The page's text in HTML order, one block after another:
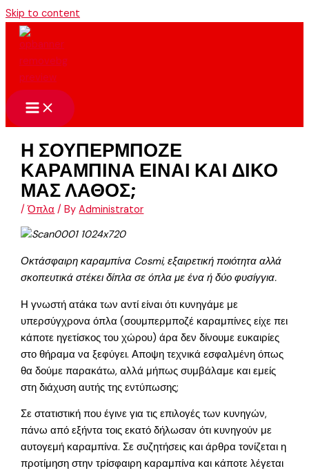
Skip to content
Η ΣΟΥΠΕΡΜΠΟΖΕ
ΚΑΡΑΜΠΙΝΑ ΕΙΝΑΙ ΚΑΙ ΔΙΚΟ
ΜΑΣ ΛΑΘΟΣ;
/Όπλα / ByAdministrator
Οκτάσφαιρη καραμπίνα Cosmi, εξαιρετική ποιότητα αλλά
σκοπευτικά στέκει δίπλα σε όπλα με ένα ή δύο φυσίγγια.
Η γνωστή ατάκα των αντί είναι ότι κυνηγάμε με
υπερσύγχρονα όπλα (σουμπερμποζέ καραμπίνες είχε πει
κάποτε ηγετίσκος του χώρου) άρα δεν δίνουμε ευκαιρίες
στο θήραμα να ξεφύγει. Αποψη τεχνικά εσφαλμένη όπως
θα δούμε παρακάτω, αλλά μήπως συμβάλαμε και εμείς
στη διάχυση αυτής της εντύπωσης;
Σε στατιστική που έγινε για τις επιλογές των κυνηγών,
πάνω από εξήντα τοις εκατό δήλωσαν ότι κυνηγούν με
αυτογεμή καραμπίνα. Σε συζητήσεις και άρθρα τονίζεται η
προτίμηση στην τρίσφαιρη καραμπίνα και κάποτε λέγεται